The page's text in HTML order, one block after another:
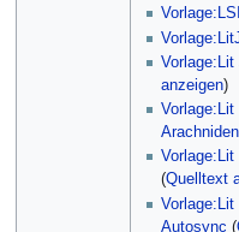
anzeigen)
Vorlage:Lit
(Quelltext
Vorlage:Lit
Autosync (